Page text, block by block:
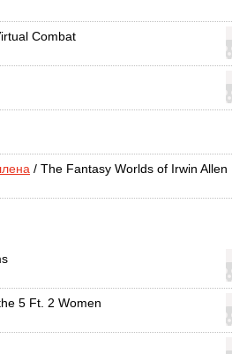
Combat
/ The Fantasy Worlds of Irwin Allen
5 Ft. 2 Women